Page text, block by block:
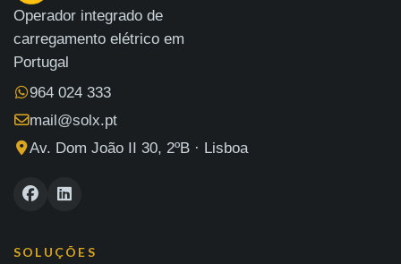
Operador integrado de
carregamento elétrico em
Portugal
964 024 333
mail@solx.pt
Av. Dom João II 30, 2ºB · Lisboa
SOLUÇÕES